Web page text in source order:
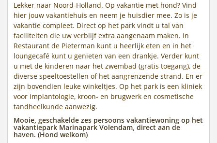
Lekker naar Noord-Holland. Op vakantie met hond? Vind
hier jouw vakantiehuis en neem je huisdier mee. Zo is je
vakantie compleet. Direct op het park vindt u tal van
faciliteiten die uw verblijf extra aangenaam maken. In
Restaurant de Pieterman kunt u heerlijk eten en in het
loungecafé kunt u genieten van een drankje. Verder kunt
u met de kinderen naar het zwembad (gratis toegang), de
diverse speeltoestellen of het aangrenzende strand. En er
zijn bovendien leuke winkeltjes. Op het park is een kliniek
voor implantologie, kroon- en brugwerk en cosmetische
tandheelkunde aanwezig.
Mooie, geschakelde zes persoons vakantiewoning op het
vakantiepark Marinapark Volendam, direct aan de
haven. (Hond welkom)